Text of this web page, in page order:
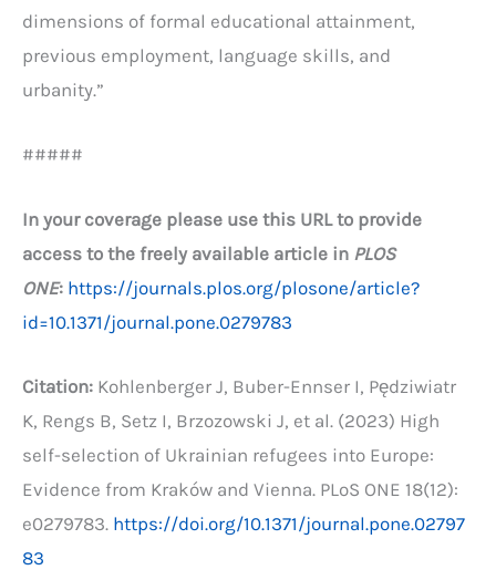
dimensions of formal educational attainment,
previous employment, language skills, and
urbanity.”
#####
In your coverage please use this URL to provide
access to the freely available article in PLOS
ONE: https://journals.plos.org/plosone/article?
id=10.1371/journal.pone.0279783
Citation: Kohlenberger J, Buber-Ennser I, Pędziwiatr
K, Rengs B, Setz I, Brzozowski J, et al. (2023) High
self-selection of Ukrainian refugees into Europe:
Evidence from Kraków and Vienna. PLoS ONE 18(12):
e0279783. https://doi.org/10.1371/journal.pone.02797
83